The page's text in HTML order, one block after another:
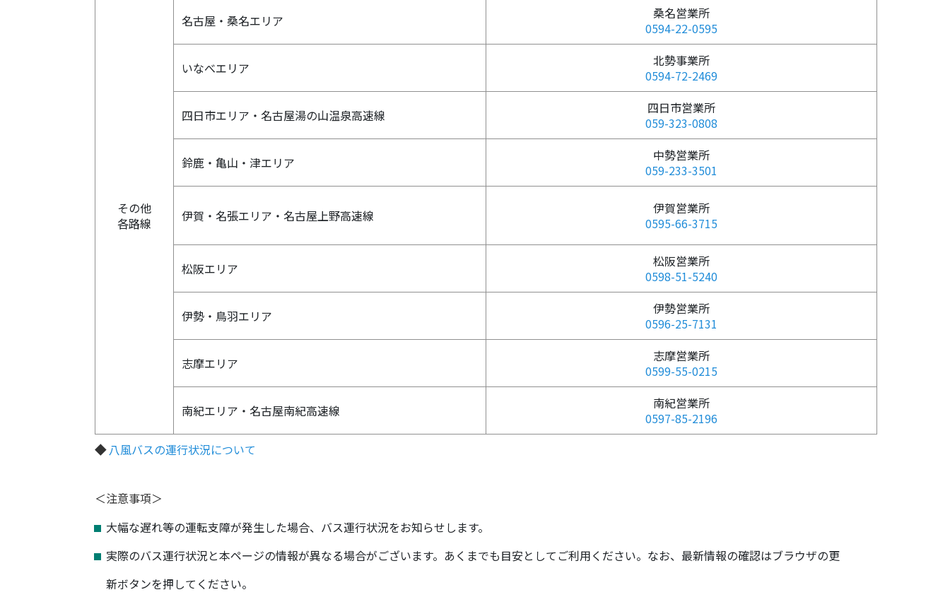
その他
各路線
名古屋・桑名エリア
桑名営業所
0594-22-0595
いなべエリア
北勢事業所
0594-72-2469
四日市エリア・名古屋湯の山温泉高速線
四日市営業所
059-323-0808
鈴鹿・亀山・津エリア
中勢営業所
059-233-3501
伊賀・名張エリア・名古屋上野高速線
伊賀営業所
0595-66-3715
松阪エリア
松阪営業所
0598-51-5240
伊勢・鳥羽エリア
伊勢営業所
0596-25-7131
志摩エリア
志摩営業所
0599-55-0215
南紀エリア・名古屋南紀高速線
南紀営業所
0597-85-2196
◆八風バスの運行状況について
＜注意事項＞
大幅な遅れ等の運転支障が発生した場合、バス運行状況をお知らせします。
実際のバス運行状況と本ページの情報が異なる場合がございます。あくまでも目安としてご利用ください。なお、最新情報の確認はブラウザの更
新ボタンを押してください。